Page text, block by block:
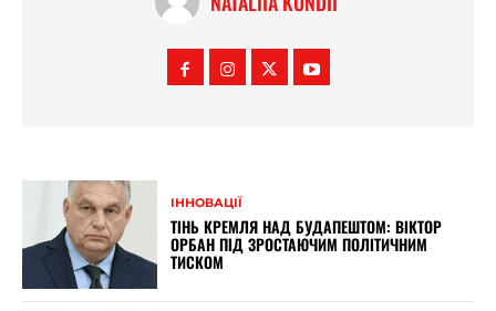
ІННОВАЦІЇ
ТІНЬ КРЕМЛЯ НАД БУДАПЕШТОМ: ВІКТОР
ОРБАН ПІД ЗРОСТАЮЧИМ ПОЛІТИЧНИМ
ТИСКОМ